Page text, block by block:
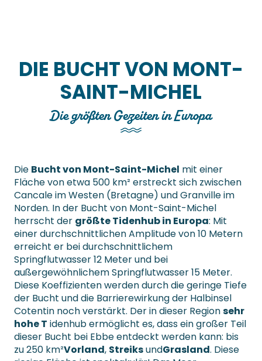
DIE BUCHT VON MONT-
SAINT-MICHEL
Die größten Gezeiten in Europa
Die Bucht von Mont-Saint-Michel mit einer
Fläche von etwa 500 km² erstreckt sich zwischen
Cancale im Westen (Bretagne) und Granville im
Norden. In der Bucht von Mont-Saint-Michel
herrscht der größte Tidenhub in Europa: Mit
einer durchschnittlichen Amplitude von 10 Metern
erreicht er bei durchschnittlichem
Springflutwasser 12 Meter und bei
außergewöhnlichem Springflutwasser 15 Meter.
Diese Koeffizienten werden durch die geringe Tiefe
der Bucht und die Barrierewirkung der Halbinsel
Cotentin noch verstärkt. Der in dieser Regionsehr
hohe T idenhub ermöglicht es, dass ein großer Teil
dieser Bucht bei Ebbe entdeckt werden kann: bis
zu 250 km²Vorland, StreiksundGrasland. Diese